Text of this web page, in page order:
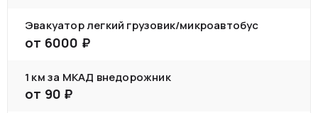
Эвакуатор легкий грузовик/микроавтобус
от 6000 ₽
1 км за МКАД внедорожник
от 90 ₽